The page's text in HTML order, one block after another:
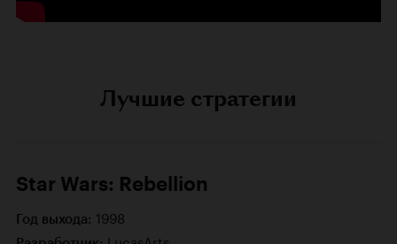
Лучшие стратегии
Star Wars: Rebellion
Год выхода: 1998